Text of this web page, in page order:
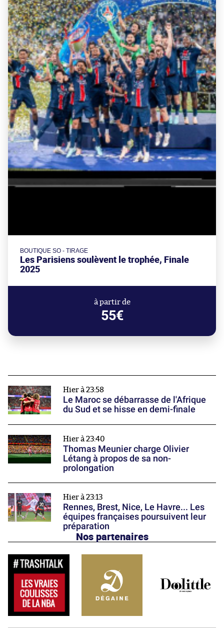
BOUTIQUE SO - TIRAGE
Les Parisiens soulèvent le trophée, Finale
2025
à partir de
55€
Hier à 23:58
Le Maroc se débarrasse de l'Afrique
du Sud et se hisse en demi-finale
Hier à 23:40
Thomas Meunier charge Olivier
Létang à propos de sa non-
prolongation
Hier à 23:13
Rennes, Brest, Nice, Le Havre... Les
équipes françaises poursuivent leur
préparation
Nos partenaires